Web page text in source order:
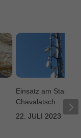
Einsatz am Standort
Chavalatsch
22. JULI 2023